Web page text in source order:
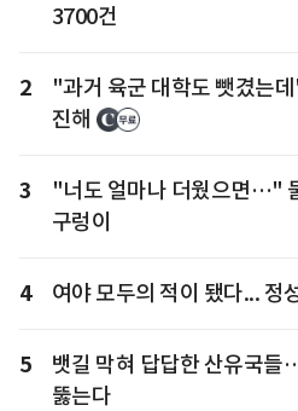
3700건
2
"과거 육군 대학도 뺏겼는
진해
3
"너도 얼마나 더웠으면…"
구렁이
4 여야 모두의 적이 됐다... 정
5
뱃길 막혀 답답한 산유국들
뚫는다